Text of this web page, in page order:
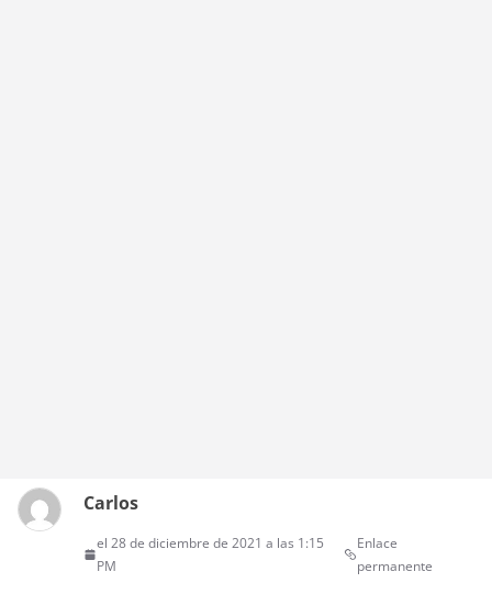
Carlos
el 28 de diciembre de 2021 a las 1:15
PM
Enlace
permanente